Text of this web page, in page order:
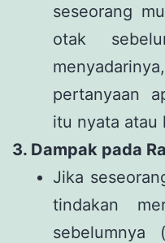
seseorang
otak
pertanyaan
itu nyata atau
3. Dampak pada
Jika
tindakan
sebelumnya